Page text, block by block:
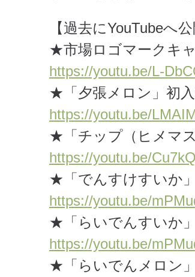
【過去にYouTubeへ
★市場ロゴマークキ
https://youtu.be/L-
★「夕張メロン」初
https://youtu.be/
★「チップ（ヒメマ
https://youtu.be/
★「でんすけすいか
https://youtu.be/
★「らいでんすいか
https://youtu.be/
★「らいでんメロン